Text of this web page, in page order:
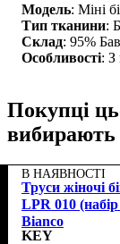
Модель: Міні
Тип тканини:
Склад: 95%
Особливості: З
Покупці
вибирають
В НАЯВНОСТІ
Труси жіночі
LPR 010
Bianco
KEY